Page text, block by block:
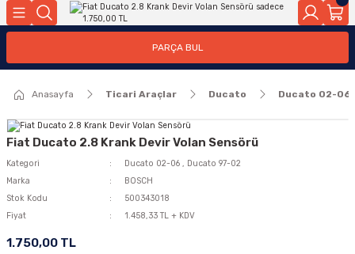
Geri Dön
Geri Dön
PARÇA BUL
Anasayfa Ticari Araçlar Ducato Ducato 02-06
Fiat Ducato 2.8 Krank Devir Volan Sensörü
Kategori Ducato 02-06 , Ducato 97-02
Marka
BOSCH
Stok Kodu
500343018
Fiyat
1.458,33 TL + KDV
1.750,00 TL